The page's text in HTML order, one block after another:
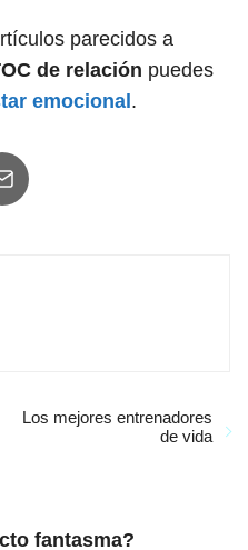
parecidos a
de relación puedes
emocional .
Los mejores entrenadores
de vida
fantasma?